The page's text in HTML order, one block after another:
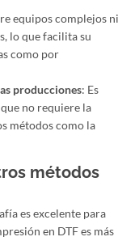
equipos complejos ni
lo que facilita su
como por
producciones: Es
no requiere la
métodos como la
métodos
es excelente para
en DTF es más